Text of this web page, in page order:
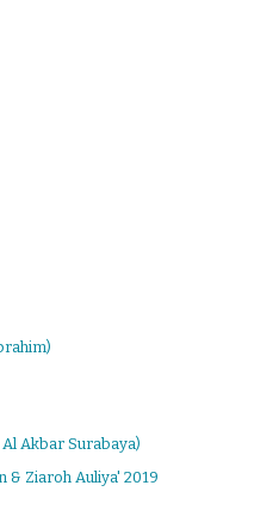
Akbar Surabaya)
& Ziaroh Auliya' 2019